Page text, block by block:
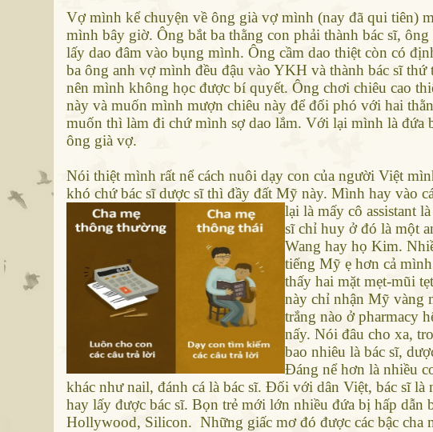
Vợ mình kể chuyện về ông già vợ mình (nay đã qui tiên)
mình bây giờ. Ông bắt ba thằng con phải thành bác sĩ,
lấy dao đâm vào bụng mình. Ông cầm dao thiệt còn có
ba ông anh vợ mình đều đậu vào YKH và thành bác sĩ
nên mình không học được bí quyết. Ông chơi chiêu cao
này và muốn mình mượn chiêu này để đối phó với hai
muốn thì làm đi chứ mình sợ dao lắm. Với lại mình là đứa
ông già vợ.
Nói thiệt mình rất nể cách nuôi dạy con của người Việt
khó chứ bác sĩ dược sĩ thì đầy đất Mỹ này. Mình hay vào
lại là mấy cô assistant
sĩ chỉ huy ở đó là một
Wang hay họ Kim.
tiếng Mỹ ẹ hơn cả
thấy hai mặt mẹt-mũi
này chỉ nhận Mỹ vàng
trắng nào ở pharmacy
nấy. Nói đâu cho xa,
bao nhiêu là bác sĩ,
Đáng nể hơn là nhiều
khác như nail, đánh cá là bác sĩ. Đối với dân Việt, bác sĩ là
hay lấy được bác sĩ. Bọn trẻ mới lớn nhiều đứa bị hấp
Hollywood, Silicon. Những giấc mơ đó được các bậc cha